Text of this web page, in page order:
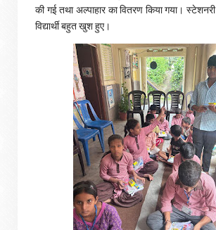
की गई तथा अल्पाहार का वितरण किया गया।
विद्यार्थी बहुत खुश हुए।